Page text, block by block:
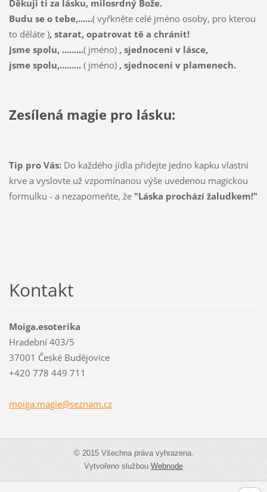
Děkuji ti za lásku, milosrdný Bože.
Budu se o tebe,......( vyřkněte celé jméno osoby, pro kterou
to děláte ), starat, opatrovat tě a chránit!
Jsme spolu, .........( jméno), sjednoceni v lásce,
jsme spolu,.........( jméno), sjednoceni v plamenech.
Zesílená magie pro lásku:
Tip pro Vás:Do každého jídla přidejte jedno kapku vlastní
krve a vyslovte už vzpomínanou výše uvedenou magickou
formulku - a nezapomeňte, že "Láska prochází žaludkem!"
Kontakt
Moiga.esoterika
Hradební 403/5
37001 České Budějovice
+420 778 449 711
moiga.magie@seznam.cz
© 2015 Všechna práva vyhrazena.
Vytvořeno službouWebnode